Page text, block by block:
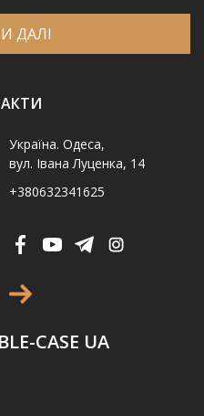
ДАЛІ
Україна. Одеса,
вул. Івана Луценка, 14
+380632341625
CASE UA